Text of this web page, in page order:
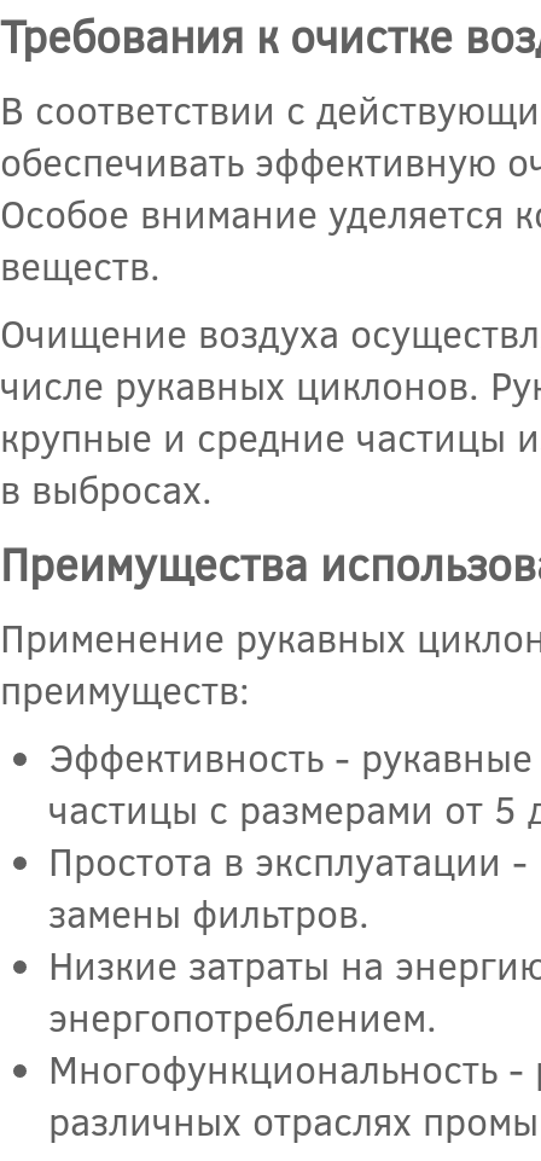
Требования к очистке
В соответствии с
обеспечивать эффективную
Особое внимание уделяется
веществ.
Очищение воздуха
числе рукавных циклонов.
крупные и средние частицы
в выбросах.
Преимущества
Применение рукавных
преимуществ:
Эффективность -
частицы с размерами от
Простота в эксплуатации
замены фильтров.
Низкие затраты на
энергопотреблением.
Многофункциональность
различных отраслях